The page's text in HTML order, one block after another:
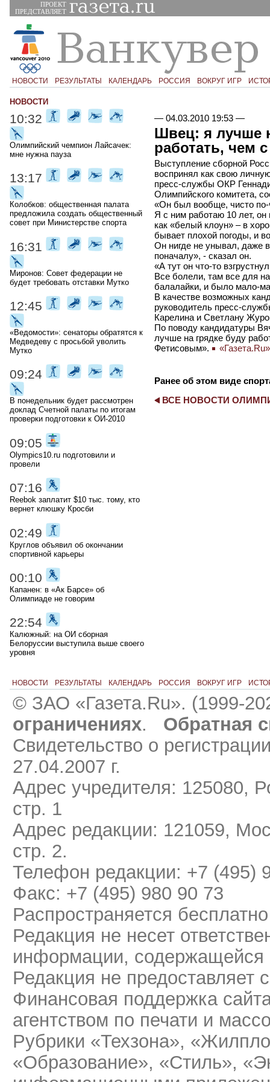
ПРОЕКТ
ПРЕДСТАВЛЯЕТ
НОВОСТИ РЕЗУЛЬТАТЫ КАЛЕНДАРЬ РОССИЯ ВОКРУГ ИГР
— 04.03.2010 19:53—
Швец: я лучше
работать, чем
Выступление сборной
воспринял как свою
пресс-службы ОКР
Олимпийского комитета,
«Он был вообще, чисто по-
Я с ним работаю 10 лет, он
как «белый клоун» – в
бывает плохой погоды, и
Он нигде не унывал, даже
поначалу», - сказал он.
«А тут он что-то
Все болели, там все для
балалайки, и было мало-
В качестве возможных
руководитель пресс-
Карелина и Светлану
По поводу кандидатуры
лучше на грядке буду
Фетисовым».
«Газета.Ru»
Ранее об этом виде
ВСЕ НОВОСТИ
НОВОСТИ
10:32
Олимпийский чемпион Лайсачек:
мне нужна пауза
13:17
Колобков: общественная палата
предложила создать общественный
совет при Министерстве спорта
16:31
Миронов: Совет федерации не
будет требовать отставки Мутко
12:45
«Ведомости»: сенаторы обратятся к
Медведеву с просьбой уволить
Мутко
09:24
В понедельник будет рассмотрен
доклад Счетной палаты по итогам
проверки подготовки к ОИ-2010
09:05
Olympics10.ru подготовили и
провели
07:16
Reebok заплатит $10 тыс. тому, кто
вернет клюшку Кросби
02:49
Круглов объявил об окончании
спортивной карьеры
00:10
Капанен: в «Ак Барсе» об
Олимпиаде не говорим
22:54
Калюжный: на ОИ сборная
Белоруссии выступила выше своего
уровня
НОВОСТИ РЕЗУЛЬТАТЫ КАЛЕНДАРЬ РОССИЯ ВОКРУГ ИГР
© ЗАО «Газета.Ru». (1999-
ограничениях.
Обратная
Свидетельство о
27.04.2007 г.
Адрес учредителя: 125080,
стр. 1
Адрес редакции: 121059,
стр. 2.
Телефон редакции: +7 (495)
Факс: +7 (495) 980 90 73
Распространяется бесплатно
Редакция не несет
информации, содержащейся
Редакция не предоставляет
Финансовая поддержка
агентством по печати и
Рубрики «Техзона»,
«Образование», «Стиль»,